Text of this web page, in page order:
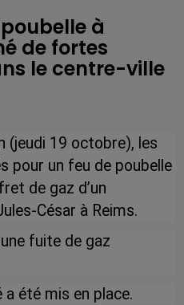
à
de fortes
le centre-ville
(jeudi 19 octobre), les
pour un feu de poubelle
de gaz d’un
César à Reims.
fuite de gaz
été mis en place.